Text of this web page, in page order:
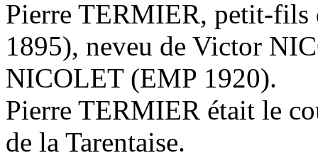
Pierre TERMIER, petit-fils
1895), neveu de Victor
NICOLET (EMP 1920).
Pierre TERMIER était le
de la Tarentaise.